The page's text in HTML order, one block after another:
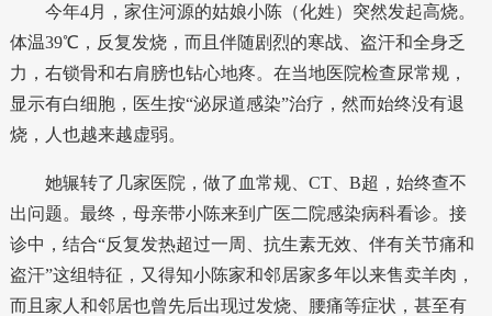
今年4月，家住河源的姑娘小陈（化姓）突然发起高烧。
体温39℃，反复发烧，而且伴随剧烈的寒战、盗汗和全身乏
力，右锁骨和右肩膀也钻心地疼。在当地医院检查尿常规，
显示有白细胞，医生按“泌尿道感染”治疗，然而始终没有退
烧，人也越来越虚弱。
她辗转了几家医院，做了血常规、CT、B超，始终查不
出问题。最终，母亲带小陈来到广医二院感染病科看诊。接
诊中，结合“反复发热超过一周、抗生素无效、伴有关节痛和
盗汗”这组特征，又得知小陈家和邻居家多年以来售卖羊肉，
而且家人和邻居也曾先后出现过发烧、腰痛等症状，甚至有